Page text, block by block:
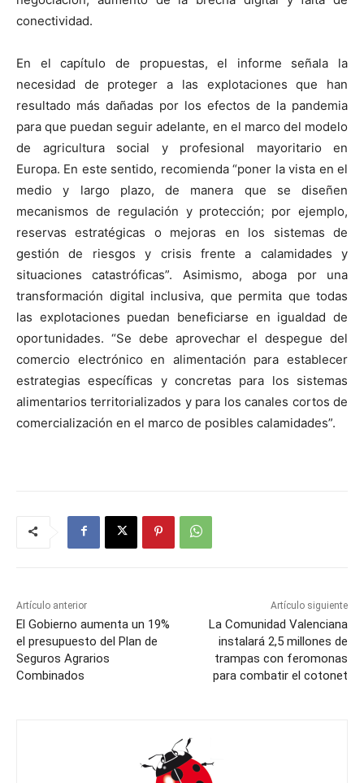
conectividad.
En el capítulo de propuestas, el informe señala la
necesidad de proteger a las explotaciones que han
resultado más dañadas por los efectos de la pandemia
para que puedan seguir adelante, en el marco del modelo
de agricultura social y profesional mayoritario en
Europa. En este sentido, recomienda “poner la vista en el
medio y largo plazo, de manera que se diseñen
mecanismos de regulación y protección; por ejemplo,
reservas estratégicas o mejoras en los sistemas de
gestión de riesgos y crisis frente a calamidades y
situaciones catastróficas”. Asimismo, aboga por una
transformación digital inclusiva, que permita que todas
las explotaciones puedan beneficiarse en igualdad de
oportunidades. “Se debe aprovechar el despegue del
comercio electrónico en alimentación para establecer
estrategias específicas y concretas para los sistemas
alimentarios territorializados y para los canales cortos de
comercialización en el marco de posibles calamidades”.
Artículo anterior
El Gobierno aumenta un 19%
el presupuesto del Plan de
Seguros Agrarios
Combinados
Artículo siguiente
La Comunidad Valenciana
instalará 2,5 millones de
trampas con feromonas
para combatir el cotonet